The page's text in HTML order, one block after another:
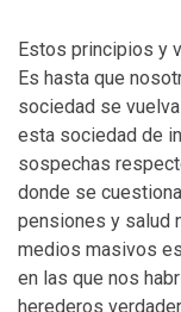
Estos principios y
Es hasta que
sociedad se
esta sociedad de
sospechas
donde se
pensiones y salud
medios masivos
en las que nos
herederos